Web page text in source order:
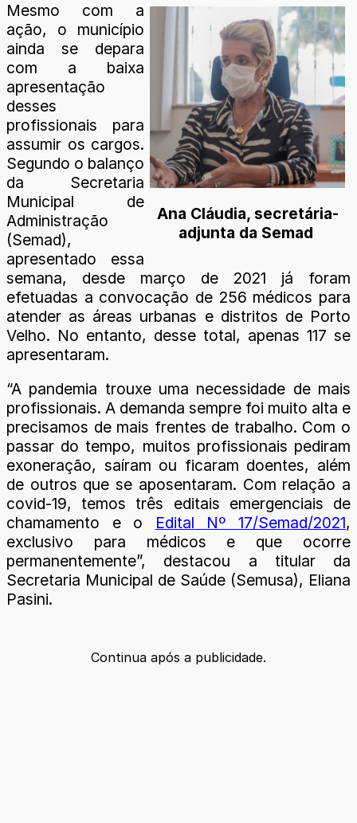
Ana Cláudia, secretária-
adjunta da Semad
Mesmo com a
ação, o município
ainda se depara
com a baixa
apresentação
desses
profissionais para
assumir os cargos.
Segundo o balanço
da Secretaria
Municipal de
Administração
(Semad),
apresentado essa
semana, desde março de 2021 já foram
efetuadas a convocação de 256 médicos para
atender as áreas urbanas e distritos de Porto
Velho. No entanto, desse total, apenas 117 se
apresentaram.
“A pandemia trouxe uma necessidade de mais
profissionais. A demanda sempre foi muito alta e
precisamos de mais frentes de trabalho. Com o
passar do tempo, muitos profissionais pediram
exoneração, saíram ou ficaram doentes, além
de outros que se aposentaram. Com relação a
covid-19, temos três editais emergenciais de
chamamento e o Edital Nº 17/Semad/2021,
exclusivo para médicos e que ocorre
permanentemente”, destacou a titular da
Secretaria Municipal de Saúde (Semusa), Eliana
Pasini.
Continua após a publicidade.